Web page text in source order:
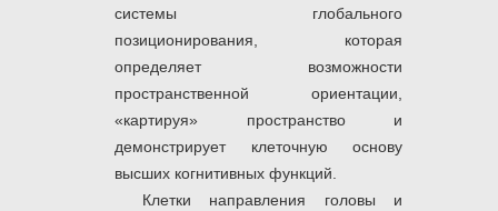
системы глобального
позиционирования, которая
определяет возможности
пространственной ориентации,
«картируя» пространство и
демонстрирует клеточную основу
высших когнитивных функций.
Клетки направления головы и